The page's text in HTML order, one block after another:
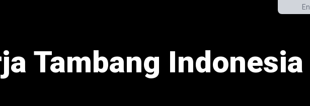
Tambang Indonesia